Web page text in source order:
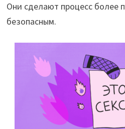
Они сделают процесс более
безопасным.